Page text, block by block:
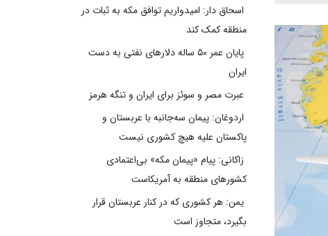
اسحاق دار: امیدواریم توافق مکه به ثبات در
منطقه کمک کند
پایان عمر ۵۰ ساله دلارهای نفتی به دست
ایران
عبرت مصر و سوئز برای ایران و تنگه هرمز
اردوغان: پیمان سه‌جانبه با عربستان و
پاکستان علیه هیچ کشوری نیست
زاکانی: پیام «پیمان مکه» بی‌اعتمادی
کشورهای منطقه به آمریکاست
یمن: هر کشوری که در کنار عربستان قرار
بگیرد، متجاوز است